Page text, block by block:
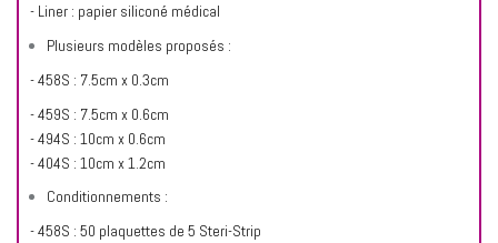
- Liner : papier siliconé médical
Plusieurs modèles proposés :
- 458S : 7.5cm x 0.3cm
- 459S : 7.5cm x 0.6cm
- 494S : 10cm x 0.6cm
- 404S : 10cm x 1.2cm
Conditionnements :
- 458S : 50 plaquettes de 5 Steri-Strip